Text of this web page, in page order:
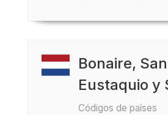
Bonaire, San
Eustaquio y
Códigos de países